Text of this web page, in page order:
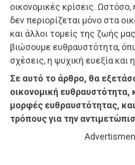
οικονομικές κρίσεις.
δεν περιορίζεται μόνο στα
και άλλοι τομείς της ζωής
βιώσουμε ευθραυστότητα,
σχέσεις, η ψυχική ευεξία και
Σε αυτό το άρθρο, θα
οικονομική ευθραυστότητα,
μορφές ευθραυστότητας,
τρόπους για την